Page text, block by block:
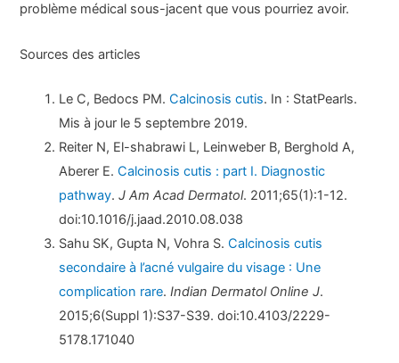
problème médical sous-jacent que vous pourriez avoir.
Sources des articles
Le C, Bedocs PM.Calcinosis cutis. In : StatPearls.
Mis à jour le 5 septembre 2019.
Reiter N, El-shabrawi L, Leinweber B, Berghold A,
Aberer E.Calcinosis cutis : part I. Diagnostic
pathway.J Am Acad Dermatol. 2011;65(1):1-12.
doi:10.1016/j.jaad.2010.08.038
Sahu SK, Gupta N, Vohra S.Calcinosis cutis
secondaire à l’acné vulgaire du visage : Une
complication rare.Indian Dermatol Online J.
2015;6(Suppl 1):S37-S39. doi:10.4103/2229-
5178.171040